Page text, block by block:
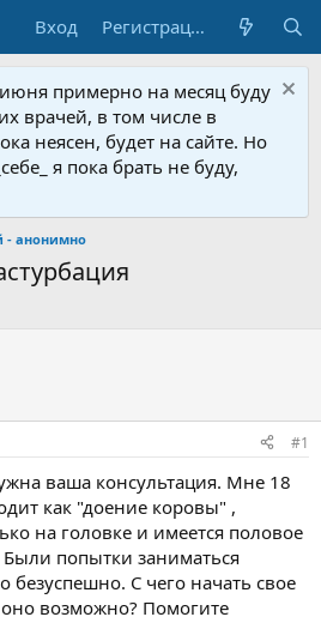
Вход Регистрация
примерно на месяц буду
врачей, в том числе в
неясен, будет на сайте. Но
я пока брать не буду,
- анонимно
#1
ваша консультация. Мне 18
как "доение коровы" ,
на головке и имеется половое
попытки заниматься
безуспешно. С чего начать свое
возможно? Помогите